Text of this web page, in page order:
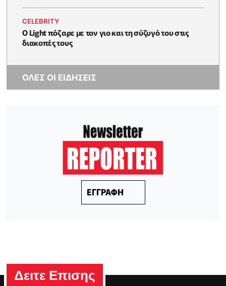
CELEBRITY
Ο Light πόζαρε με τον γιο και τη σύζυγό του στις
διακοπές τους
ΟΛΕΣ ΟΙ ΕΙΔΗΣΕΙΣ
ΕΓΓΡΑΦΗ
Δειτε Επισης